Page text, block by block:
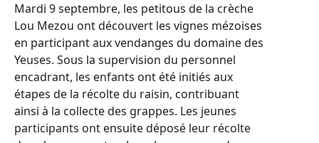
Mardi 9 septembre, les petitous de la crèche
Lou Mezou ont découvert les vignes mézoises
en participant aux vendanges du domaine des
Yeuses. Sous la supervision du personnel
encadrant, les enfants ont été initiés aux
étapes de la récolte du raisin, contribuant
ainsi à la collecte des grappes. Les jeunes
participants ont ensuite déposé leur récolte